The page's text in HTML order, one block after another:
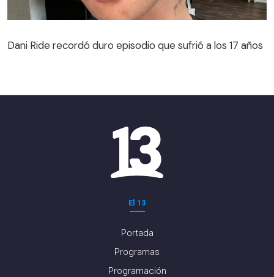
Dani Ride recordó duro episodio que sufrió a los 17 años
El 13
Portada
Programas
Programación